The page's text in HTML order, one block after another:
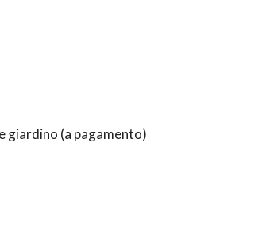
giardino (a pagamento)